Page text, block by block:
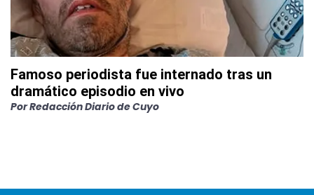
Famoso periodista fue internado tras un
dramático episodio en vivo
PorRedacción Diario de Cuyo